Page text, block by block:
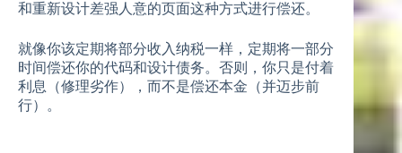
和重新设计差强人意的页面这种方式进行偿还。
就像你该定期将部分收入纳税一样，定期将一部分
时间偿还你的代码和设计债务。否则，你只是付着
利息（修理劣作），而不是偿还本金（并迈步前
行）。